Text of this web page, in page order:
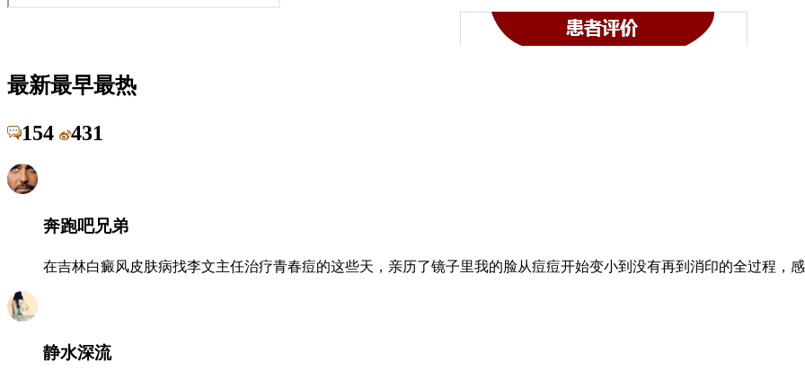
最新最早最热
154 431
奔跑吧兄弟
在吉林白癜风皮肤病找李文主任治疗青春痘的这些天，亲历了镜子里我的脸从痘痘开始变小到没有再到消印的全过程，
静水深流